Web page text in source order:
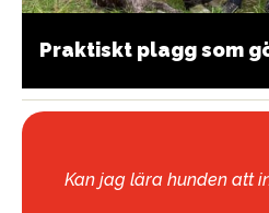
Praktiskt plagg som
Kan jag lära hunden att